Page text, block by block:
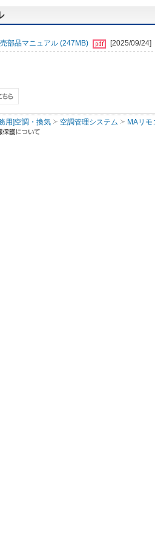
部品マニュアル (247MB) [2025/09/24]
用]空調・換気 空調管理システム MAリモ